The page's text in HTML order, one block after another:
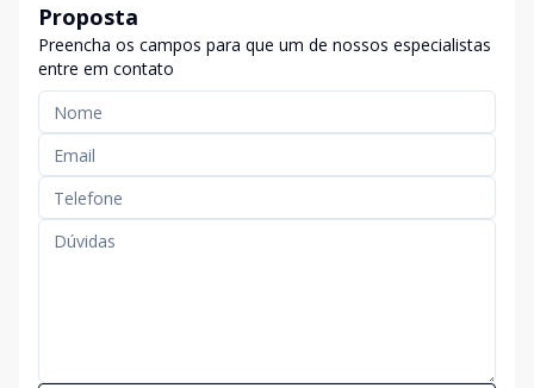
Proposta
Preencha os campos para que um de nossos especialistas
entre em contato